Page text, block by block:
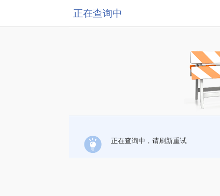
正在查询中
正在查询中，请刷新重试